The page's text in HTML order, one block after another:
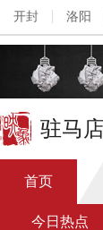
开封 洛阳
驻马
首页
今日热点